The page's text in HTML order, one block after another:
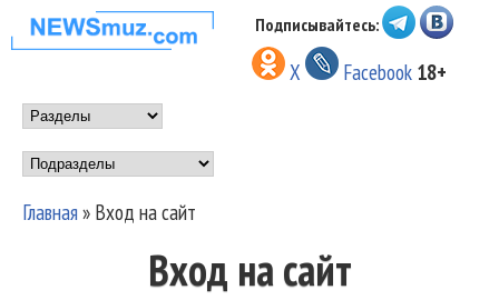
Перейти к основному
содержанию
НОВОСТИ
МУЗЫКИ И
ШОУ БИЗНЕСА
NEWSMUZ.COM
Подписывайтесь:
X Facebook 18+
Main menu
Подразделы
Вы здесь
Главная» Вход на сайт
Вход на сайт